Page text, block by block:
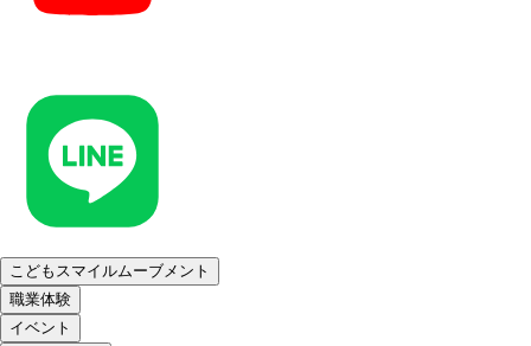
こどもスマイルムーブメント
職業体験
イベント